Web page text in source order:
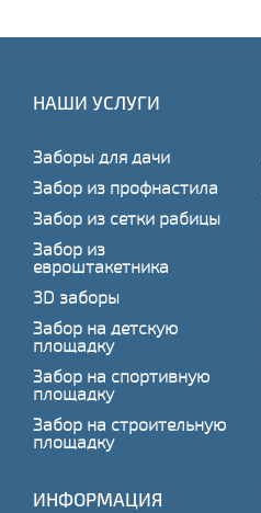
НАШИ УСЛУГИ
Заборы для дачи
Забор из профнастила
Забор из сетки рабицы
Забор из
евроштакетника
3D заборы
Забор на детскую
площадку
Забор на спортивную
площадку
Забор на строительную
площадку
ИНФОРМАЦИЯ